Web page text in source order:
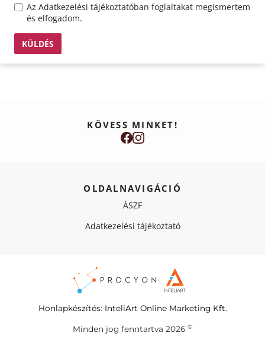
Az Adatkezelési tájékoztatóban foglaltakat megismertem
és elfogadom.
KÜLDÉS
KÖVESS MINKET!
OLDALNAVIGÁCIÓ
ÁSZF
Adatkezelési tájékoztató
Honlapkészítés: InteliArt Online Marketing Kft.
Minden jog fenntartva 2026 ©